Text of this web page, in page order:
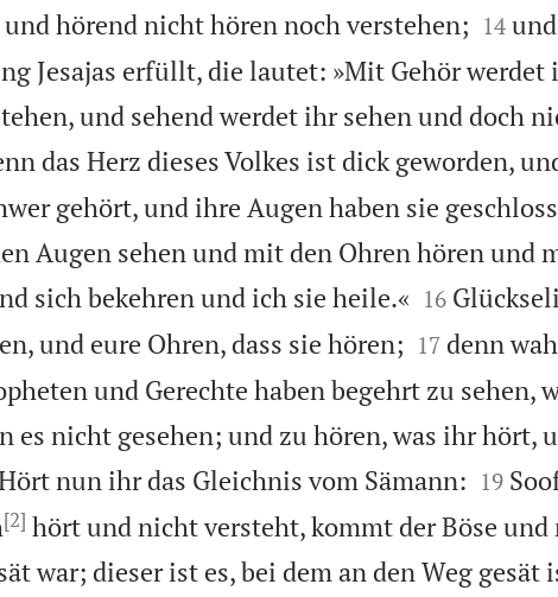
hörend nicht hören noch verstehen;
14
Jesajas erfüllt, die lautet: »Mit Gehör werdet
und sehend werdet ihr sehen und doch
das Herz dieses Volkes ist dick geworden,
gehört, und ihre Augen haben sie
Augen sehen und mit den Ohren hören und
sich bekehren und ich sie heile.«
16
und eure Ohren, dass sie hören;
17 denn
und Gerechte haben begehrt zu sehen,
es nicht gesehen; und zu hören, was ihr hört,
nun ihr das Gleichnis vom Sämann:
19
[2] hört und nicht versteht, kommt der Böse und
war; dieser ist es, bei dem an den Weg gesät